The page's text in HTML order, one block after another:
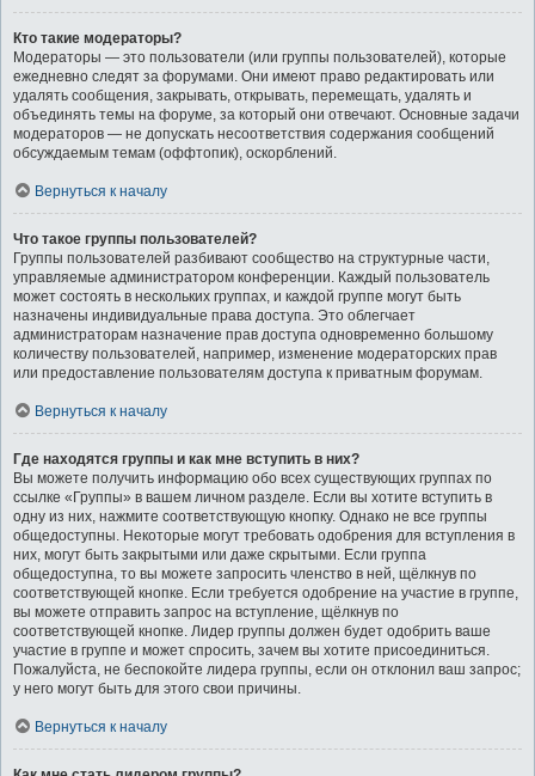
Кто такие модераторы?
Модераторы — это пользователи (или группы пользователей), которые
ежедневно следят за форумами. Они имеют право редактировать или
удалять сообщения, закрывать, открывать, перемещать, удалять и
объединять темы на форуме, за который они отвечают. Основные задачи
модераторов — не допускать несоответствия содержания сообщений
обсуждаемым темам (оффтопик), оскорблений.
Вернуться к началу
Что такое группы пользователей?
Группы пользователей разбивают сообщество на структурные части,
управляемые администратором конференции. Каждый пользователь
может состоять в нескольких группах, и каждой группе могут быть
назначены индивидуальные права доступа. Это облегчает
администраторам назначение прав доступа одновременно большому
количеству пользователей, например, изменение модераторских прав
или предоставление пользователям доступа к приватным форумам.
Вернуться к началу
Где находятся группы и как мне вступить в них?
Вы можете получить информацию обо всех существующих группах по
ссылке «Группы» в вашем личном разделе. Если вы хотите вступить в
одну из них, нажмите соответствующую кнопку. Однако не все группы
общедоступны. Некоторые могут требовать одобрения для вступления в
них, могут быть закрытыми или даже скрытыми. Если группа
общедоступна, то вы можете запросить членство в ней, щёлкнув по
соответствующей кнопке. Если требуется одобрение на участие в группе,
вы можете отправить запрос на вступление, щёлкнув по
соответствующей кнопке. Лидер группы должен будет одобрить ваше
участие в группе и может спросить, зачем вы хотите присоединиться.
Пожалуйста, не беспокойте лидера группы, если он отклонил ваш запрос;
у него могут быть для этого свои причины.
Вернуться к началу